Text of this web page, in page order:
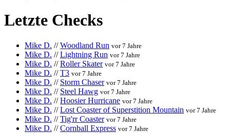
Letzte Checks
Mike D. //Woodland Run vor 7 Jahre
Mike D. //Lightning Run vor 7 Jahre
Mike D. //Roller Skater vor 7 Jahre
Mike D. //T3 vor 7 Jahre
Mike D. // Storm Chaser vor 7 Jahre
Mike D. // Steel Hawg vor 7 Jahre
Mike D. //Hoosier Hurricane vor 7 Jahre
Mike D. //Lost Coaster of Superstition Mountain vor 7 Jahre
Mike D. //Tig'rr Coaster vor 7 Jahre
Mike D. //Cornball Express vor 7 Jahre